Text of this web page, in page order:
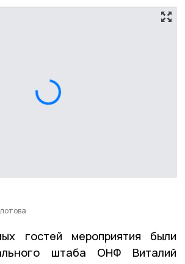
гостей мероприятия были
штаба ОНФ Виталий